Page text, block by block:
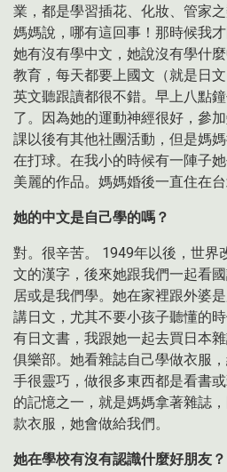
業，都是學習插花、化妝、管家
媽媽說，哪有這回事！那時候我
她有沒有學中文，她說沒有學什
教育，每天都要上國文（就是日
英文聽跟讀都很不錯。早上八點
了。因為她的運動神經很好，參
課以後有其他社團活動，但是媽
在打球。在我小的時候有一陣子
美麗的作品。媽媽婚後一直住在台
她的中文是自己學的嗎？
對。很辛苦。 1949年以後，世界
文的漢字，後來她跟我們一起看
居或是我們學。她在家裡跟外婆
講日文，尤其不要小孩子聽懂的
有日文書，我跟她一起去買日本
俱樂部。她看雜誌自己學做衣服
手很靈巧，做很多東西都是看書
的記憶之一，就是媽媽拿著雜誌
款衣服，她會做給我們。
她在學校有沒有認識什麼好朋友？